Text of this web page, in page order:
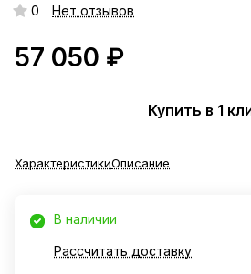
0 Нет отзывов
57 050 ₽
Купить в 1
ХарактеристикиОписание
В наличии
Рассчитать доставку